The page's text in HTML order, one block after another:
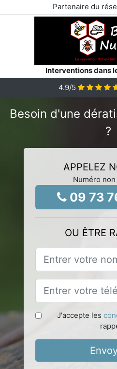
Partenaire du
Interventions dans
4.9/5
Besoin d'une
?
APPELEZ
Numéro
09 73
OU ÊTRE
J'accepte les